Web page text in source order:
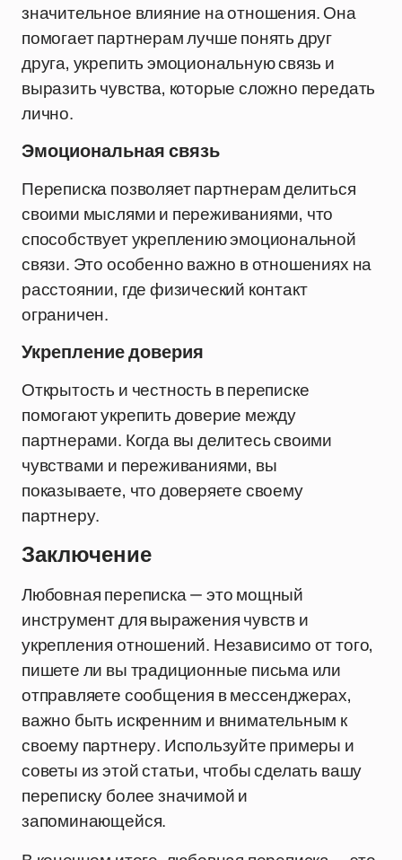
значительное влияние на отношения. Она
помогает партнерам лучше понять друг
друга, укрепить эмоциональную связь и
выразить чувства, которые сложно передать
лично.
Эмоциональная связь
Переписка позволяет партнерам делиться
своими мыслями и переживаниями, что
способствует укреплению эмоциональной
связи. Это особенно важно в отношениях на
расстоянии, где физический контакт
ограничен.
Укрепление доверия
Открытость и честность в переписке
помогают укрепить доверие между
партнерами. Когда вы делитесь своими
чувствами и переживаниями, вы
показываете, что доверяете своему
партнеру.
Заключение
Любовная переписка — это мощный
инструмент для выражения чувств и
укрепления отношений. Независимо от того,
пишете ли вы традиционные письма или
отправляете сообщения в мессенджерах,
важно быть искренним и внимательным к
своему партнеру. Используйте примеры и
советы из этой статьи, чтобы сделать вашу
переписку более значимой и
запоминающейся.